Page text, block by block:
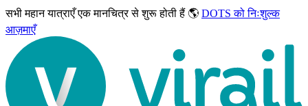
सभी महान यात्राएँएक मानचित्र से शुरू होती हैं 🌎 DOTS को निःशुल्क
आज़माएँ